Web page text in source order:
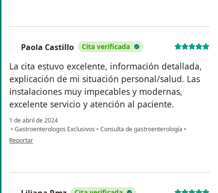
Paola Castillo Cita verificada
La cita estuvo excelente, información detallada,
explicación de mi situación personal/salud. Las
instalaciones muy impecables y modernas,
excelente servicio y atención al paciente.
1 de abril de 2024
• Gastroenterologos Exclusivos • Consulta de gastroenterología •
en opinión del usuario Paola Castillo
Reportar